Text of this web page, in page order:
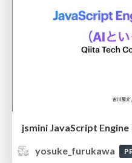
jsmini JavaScript Engine
yosuke_furukawa